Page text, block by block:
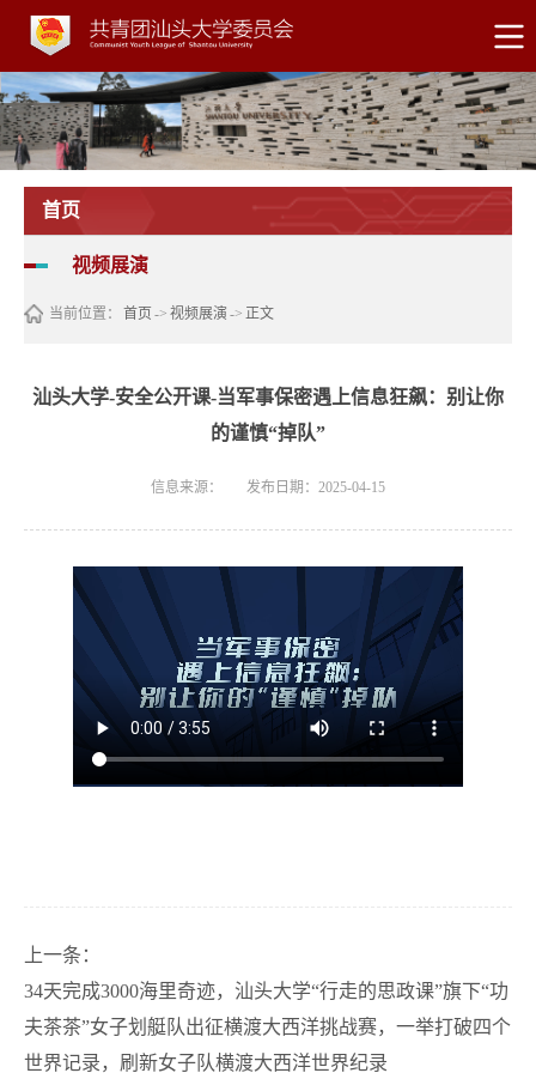
首页
视频展演
当前位置： 首页-> 视频展演 -> 正文
汕头大学-安全公开课-当军事保密遇上信息狂飙：别让你
的谨慎“掉队”
信息来源： 发布日期：2025-04-15
上一条：
34天完成3000海里奇迹，汕头大学“行走的思政课”旗下“功
夫茶茶”女子划艇队出征横渡大西洋挑战赛，一举打破四个
世界记录，刷新女子队横渡大西洋世界纪录